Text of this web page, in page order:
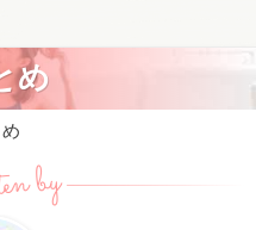
め
by